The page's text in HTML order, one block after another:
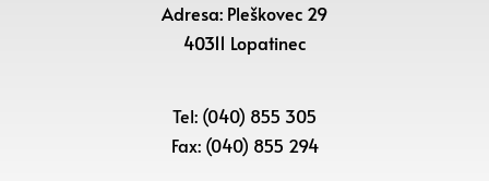
Adresa: Pleškovec 29
40311 Lopatinec
Tel: (040) 855 305
Fax: (040) 855 294